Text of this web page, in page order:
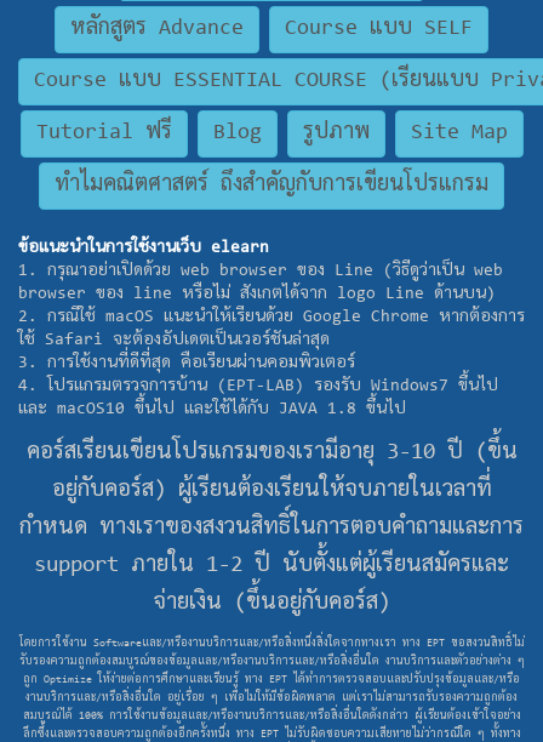
หลักสูตร Advance Course แบบ SELF
Course แบบ ESSENTIAL COURSE (เรียนแบบ
Tutorial ฟรี Blog รูปภาพ Site Map
ทำไมคณิตศาสตร์ ถึงสำคัญกับการเขียนโปรแกรม
ข้อแนะนำในการใช้งานเว็บ elearn
1. กรุณาอย่าเปิดด้วย web browser ของ Line (วิธีดูว่าเป็น web
browser ของ line หรือไม่ สังเกตได้จาก logo Line ด้านบน)
2. กรณีใช้ macOS แนะนำให้เรียนด้วย Google Chrome หากต้องการ
ใช้ Safari จะต้องอัปเดตเป็นเวอร์ชันล่าสุด
3. การใช้งานที่ดีที่สุด คือเรียนผ่านคอมพิวเตอร์
4. โปรแกรมตรวจการบ้าน (EPT-LAB) รองรับ Windows7 ขึ้นไป
และ macOS10 ขึ้นไป และใช้ได้กับ JAVA 1.8 ขึ้นไป
คอร์สเรียนเขียนโปรแกรมของเรามีอายุ 3-10 ปี (ขึ้น
อยู่กับคอร์ส) ผู้เรียนต้องเรียนให้จบภายในเวลาที่
กำหนด ทางเราของสงวนสิทธิ์ในการตอบคำถามและการ
support ภายใน 1-2 ปี นับตั้งแต่ผู้เรียนสมัครและ
จ่ายเงิน (ขึ้นอยู่กับคอร์ส)
โดยการใช้งาน Softwareและ/หรืองานบริการและ/หรือสิ่งหนึ่งสิ่งใดจากทางเรา ทาง EPT ขอสงวนสิทธิ์ไม่
รับรองความถูกต้องสมบูรณ์ของข้อมูลและ/หรืองานบริการและ/หรือสิ่งอื่นใด งานบริการและตัวอย่างต่าง ๆ
ถูก Optimize ให้ง่ายต่อการศึกษาและเรียนรู้ ทาง EPT ได้ทำการตรวจสอบและปรับปรุงข้อมูลและ/หรือ
งานบริการและ/หรือสิ่งอื่นใด อยู่เรื่อย ๆ เพื่อไม่ให้มีข้อผิดพลาด แต่เราไม่สามารถรับรองความถูกต้อง
สมบูรณ์ได้ 100% การใช้งานข้อมูลและ/หรืองานบริการและ/หรือสิ่งอื่นใดดังกล่าว ผู้เรียนต้องเข้าใจอย่าง
ลึกซึ้งและตรวจสอบความถูกต้องอีกครั้งหนึ่ง ทาง EPT ไม่รับผิดชอบความเสียหายไม่ว่ากรณีใด ๆ ทั้งทาง